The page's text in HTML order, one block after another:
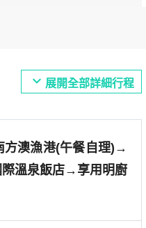
expand_more 展開全部詳細行程
澳漁港(午餐自理)→
溫泉飯店→享用明廚